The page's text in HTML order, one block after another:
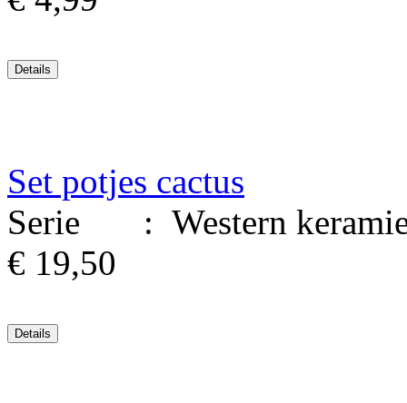
Set potjes cactus
Serie : Western
€ 19,50